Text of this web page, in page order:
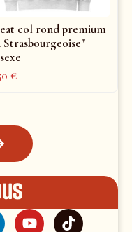
col rond premium
Strasbourgeoise"
€